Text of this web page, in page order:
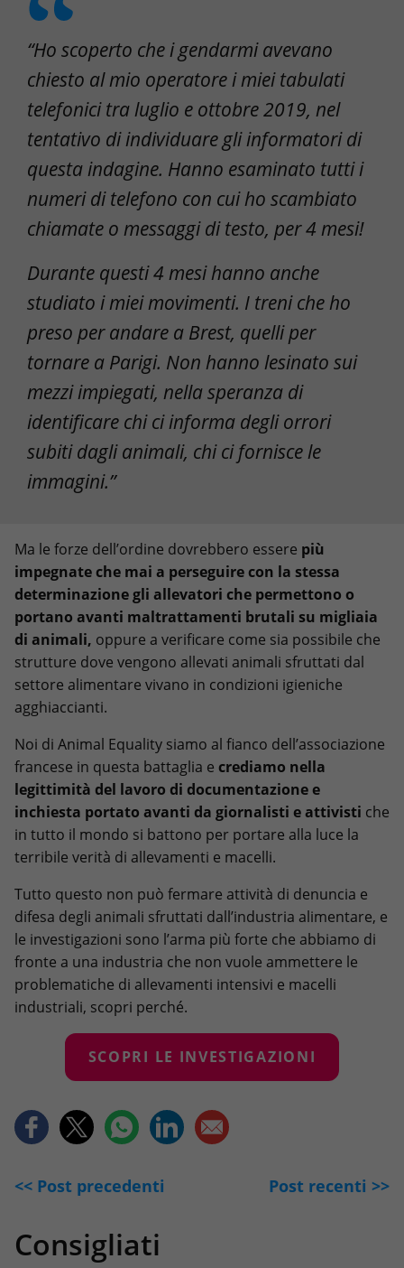
“Ho scoperto che i gendarmi avevano
chiesto al mio operatore i miei tabulati
telefonici tra luglio e ottobre 2019, nel
tentativo di individuare gli informatori di
questa indagine. Hanno esaminato tutti i
numeri di telefono con cui ho scambiato
chiamate o messaggi di testo, per 4 mesi!
Durante questi 4 mesi hanno anche
studiato i miei movimenti. I treni che ho
preso per andare a Brest, quelli per
tornare a Parigi. Non hanno lesinato sui
mezzi impiegati, nella speranza di
identificare chi ci informa degli orrori
subiti dagli animali, chi ci fornisce le
immagini.”
Ma le forze dell’ordine dovrebbero essere più
impegnate che mai a perseguire con la stessa
determinazione gli allevatori che permettono o
portano avanti maltrattamenti brutali su migliaia
di animali, oppure a verificare come sia possibile che
strutture dove vengono allevati animali sfruttati dal
settore alimentare vivano in condizioni igieniche
agghiaccianti.
Noi di Animal Equality siamo al fianco dell’associazione
francese in questa battaglia e crediamo nella
legittimità del lavoro di documentazione e
inchiesta portato avanti da giornalisti e attivisti che
in tutto il mondo si battono per portare alla luce la
terribile verità di allevamenti e macelli.
Tutto questo non può fermare attività di denuncia e
difesa degli animali sfruttati dall’industria alimentare, e
le investigazioni sono l’arma più forte che abbiamo di
fronte a una industria che non vuole ammettere le
problematiche di allevamenti intensivi e macelli
industriali, scopri perché.
SCOPRI LE INVESTIGAZIONI
<< Post precedenti Post recenti >>
Consigliati